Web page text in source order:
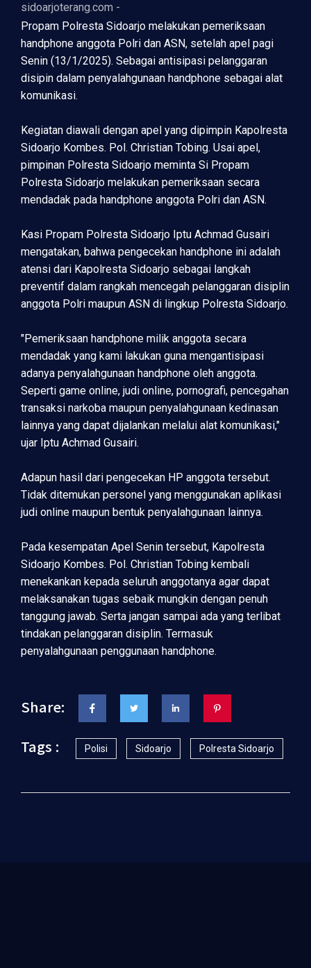
sidoarjoterang.com -
Propam Polresta Sidoarjo melakukan pemeriksaan
handphone anggota Polri dan ASN, setelah apel pagi
Senin (13/1/2025). Sebagai antisipasi pelanggaran
disipin dalam penyalahgunaan handphone sebagai alat
komunikasi.
Kegiatan diawali dengan apel yang dipimpin Kapolresta
Sidoarjo Kombes. Pol. Christian Tobing. Usai apel,
pimpinan Polresta Sidoarjo meminta Si Propam
Polresta Sidoarjo melakukan pemeriksaan secara
mendadak pada handphone anggota Polri dan ASN.
Kasi Propam Polresta Sidoarjo Iptu Achmad Gusairi
mengatakan, bahwa pengecekan handphone ini adalah
atensi dari Kapolresta Sidoarjo sebagai langkah
preventif dalam rangkah mencegah pelanggaran disiplin
anggota Polri maupun ASN di lingkup Polresta Sidoarjo.
"Pemeriksaan handphone milik anggota secara
mendadak yang kami lakukan guna mengantisipasi
adanya penyalahgunaan handphone oleh anggota.
Seperti game online, judi online, pornografi, pencegahan
transaksi narkoba maupun penyalahgunaan kedinasan
lainnya yang dapat dijalankan melalui alat komunikasi,"
ujar Iptu Achmad Gusairi.
Adapun hasil dari pengecekan HP anggota tersebut.
Tidak ditemukan personel yang menggunakan aplikasi
judi online maupun bentuk penyalahgunaan lainnya.
Pada kesempatan Apel Senin tersebut, Kapolresta
Sidoarjo Kombes. Pol. Christian Tobing kembali
menekankan kepada seluruh anggotanya agar dapat
melaksanakan tugas sebaik mungkin dengan penuh
tanggung jawab. Serta jangan sampai ada yang terlibat
tindakan pelanggaran disiplin. Termasuk
penyalahgunaan penggunaan handphone.
Share:
Tags :
Polisi Sidoarjo Polresta Sidoarjo